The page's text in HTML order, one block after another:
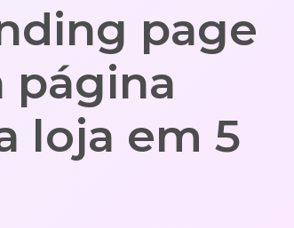
page
página
loja em 5